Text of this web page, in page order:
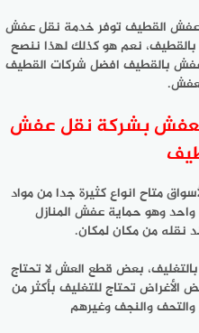
عفش القطيف توفر خدمة نقل عفش
نعم هو كذلك لهذا ننصح
عفش بالقطيف افضل شركات القطيف
بشركة نقل عفش
متاح انواع كثيرة جدا من مواد
وهو حماية عفش المنازل
نقله من مكان لمكان.
بعض قطع العش لا تحتاج
تحتاج للتغليف بأكثر من
والتحف والنجف وغيرهم